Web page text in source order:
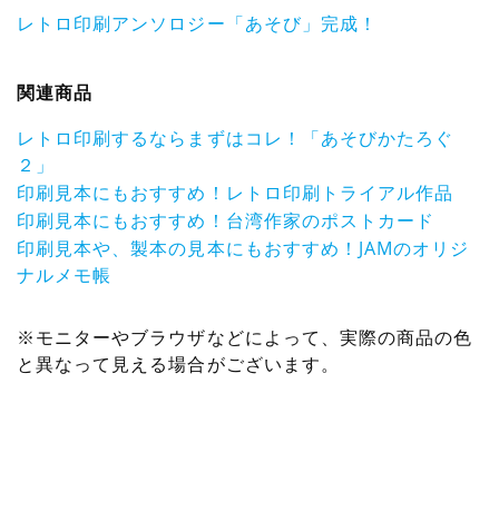
レトロ印刷アンソロジー「あそび」完成！
関連商品
レトロ印刷するならまずはコレ！「あそびかたろぐ
２」
印刷見本にもおすすめ！レトロ印刷トライアル作品
印刷見本にもおすすめ！台湾作家のポストカード
印刷見本や、製本の見本にもおすすめ！JAMのオリジ
ナルメモ帳
※モニターやブラウザなどによって、実際の商品の色
と異なって見える場合がございます。